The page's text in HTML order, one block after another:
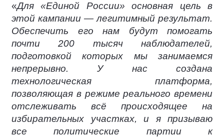
«Для «Единой России» основная цель в
этой кампании — легитимный результат.
Обеспечить его нам будут помогать
почти 200 тысяч наблюдателей,
подготовкой которых мы занимаемся
непрерывно. У нас создана
технологическая платформа,
позволяющая в режиме реального времени
отслеживать всё происходящее на
избирательных участках, и я призываю
все политические партии к